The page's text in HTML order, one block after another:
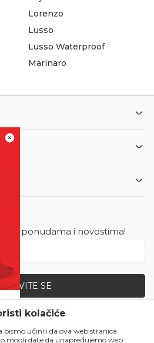
×
Lorenzo
Lusso
Lusso Waterproof
Marinaro
ponudama i novostima!
SE
kolačiće
bismo učinili da ova web stranica
mogli dalje da unapređujemo web